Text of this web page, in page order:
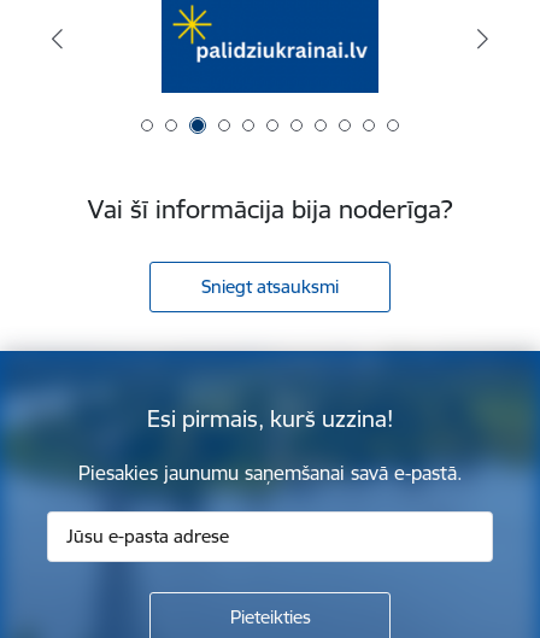
Vai šī informācija bija noderīga?
Sniegt atsauksmi
Esi pirmais, kurš uzzina!
Piesakies jaunumu saņemšanai savā e-pastā.